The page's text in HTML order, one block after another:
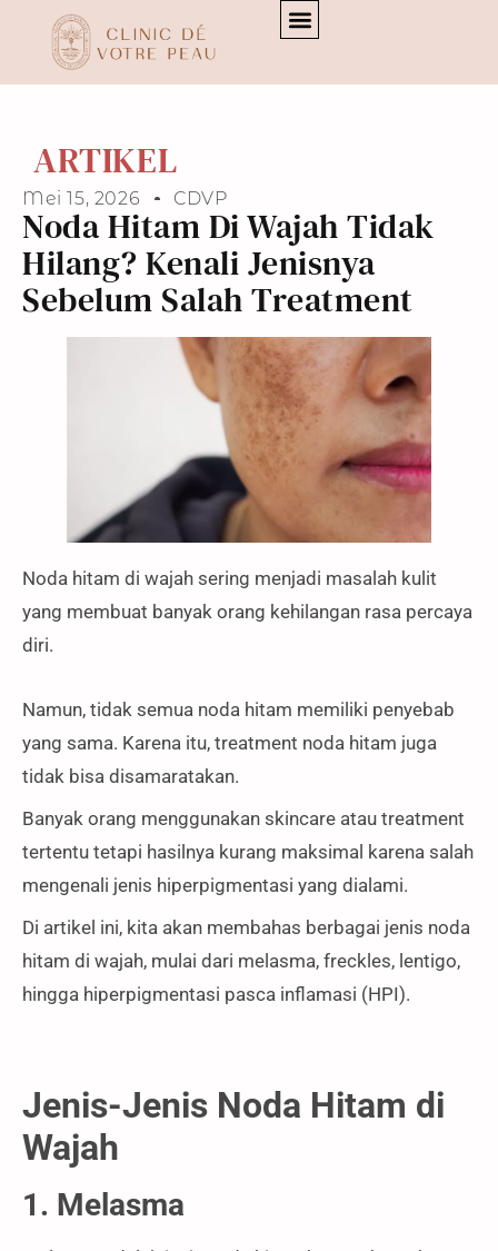
[transitionslider id="3"]
[transitionslider id="3"]
ARTIKEL
Mei 15, 2026 CDVP
Noda Hitam Di Wajah Tidak
Hilang? Kenali Jenisnya
Sebelum Salah Treatment
Noda hitam di wajah sering menjadi masalah kulit
yang membuat banyak orang kehilangan rasa percaya
diri.
Namun, tidak semua noda hitam memiliki penyebab
yang sama. Karena itu, treatment noda hitam juga
tidak bisa disamaratakan.
Banyak orang menggunakan skincare atau treatment
tertentu tetapi hasilnya kurang maksimal karena salah
mengenali jenis hiperpigmentasi yang dialami.
Di artikel ini, kita akan membahas berbagai jenis noda
hitam di wajah, mulai dari melasma, freckles, lentigo,
hingga hiperpigmentasi pasca inflamasi (HPI).
Jenis-Jenis Noda Hitam di
Wajah
1. Melasma